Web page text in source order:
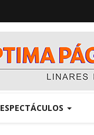
ESPECTÁCULOS